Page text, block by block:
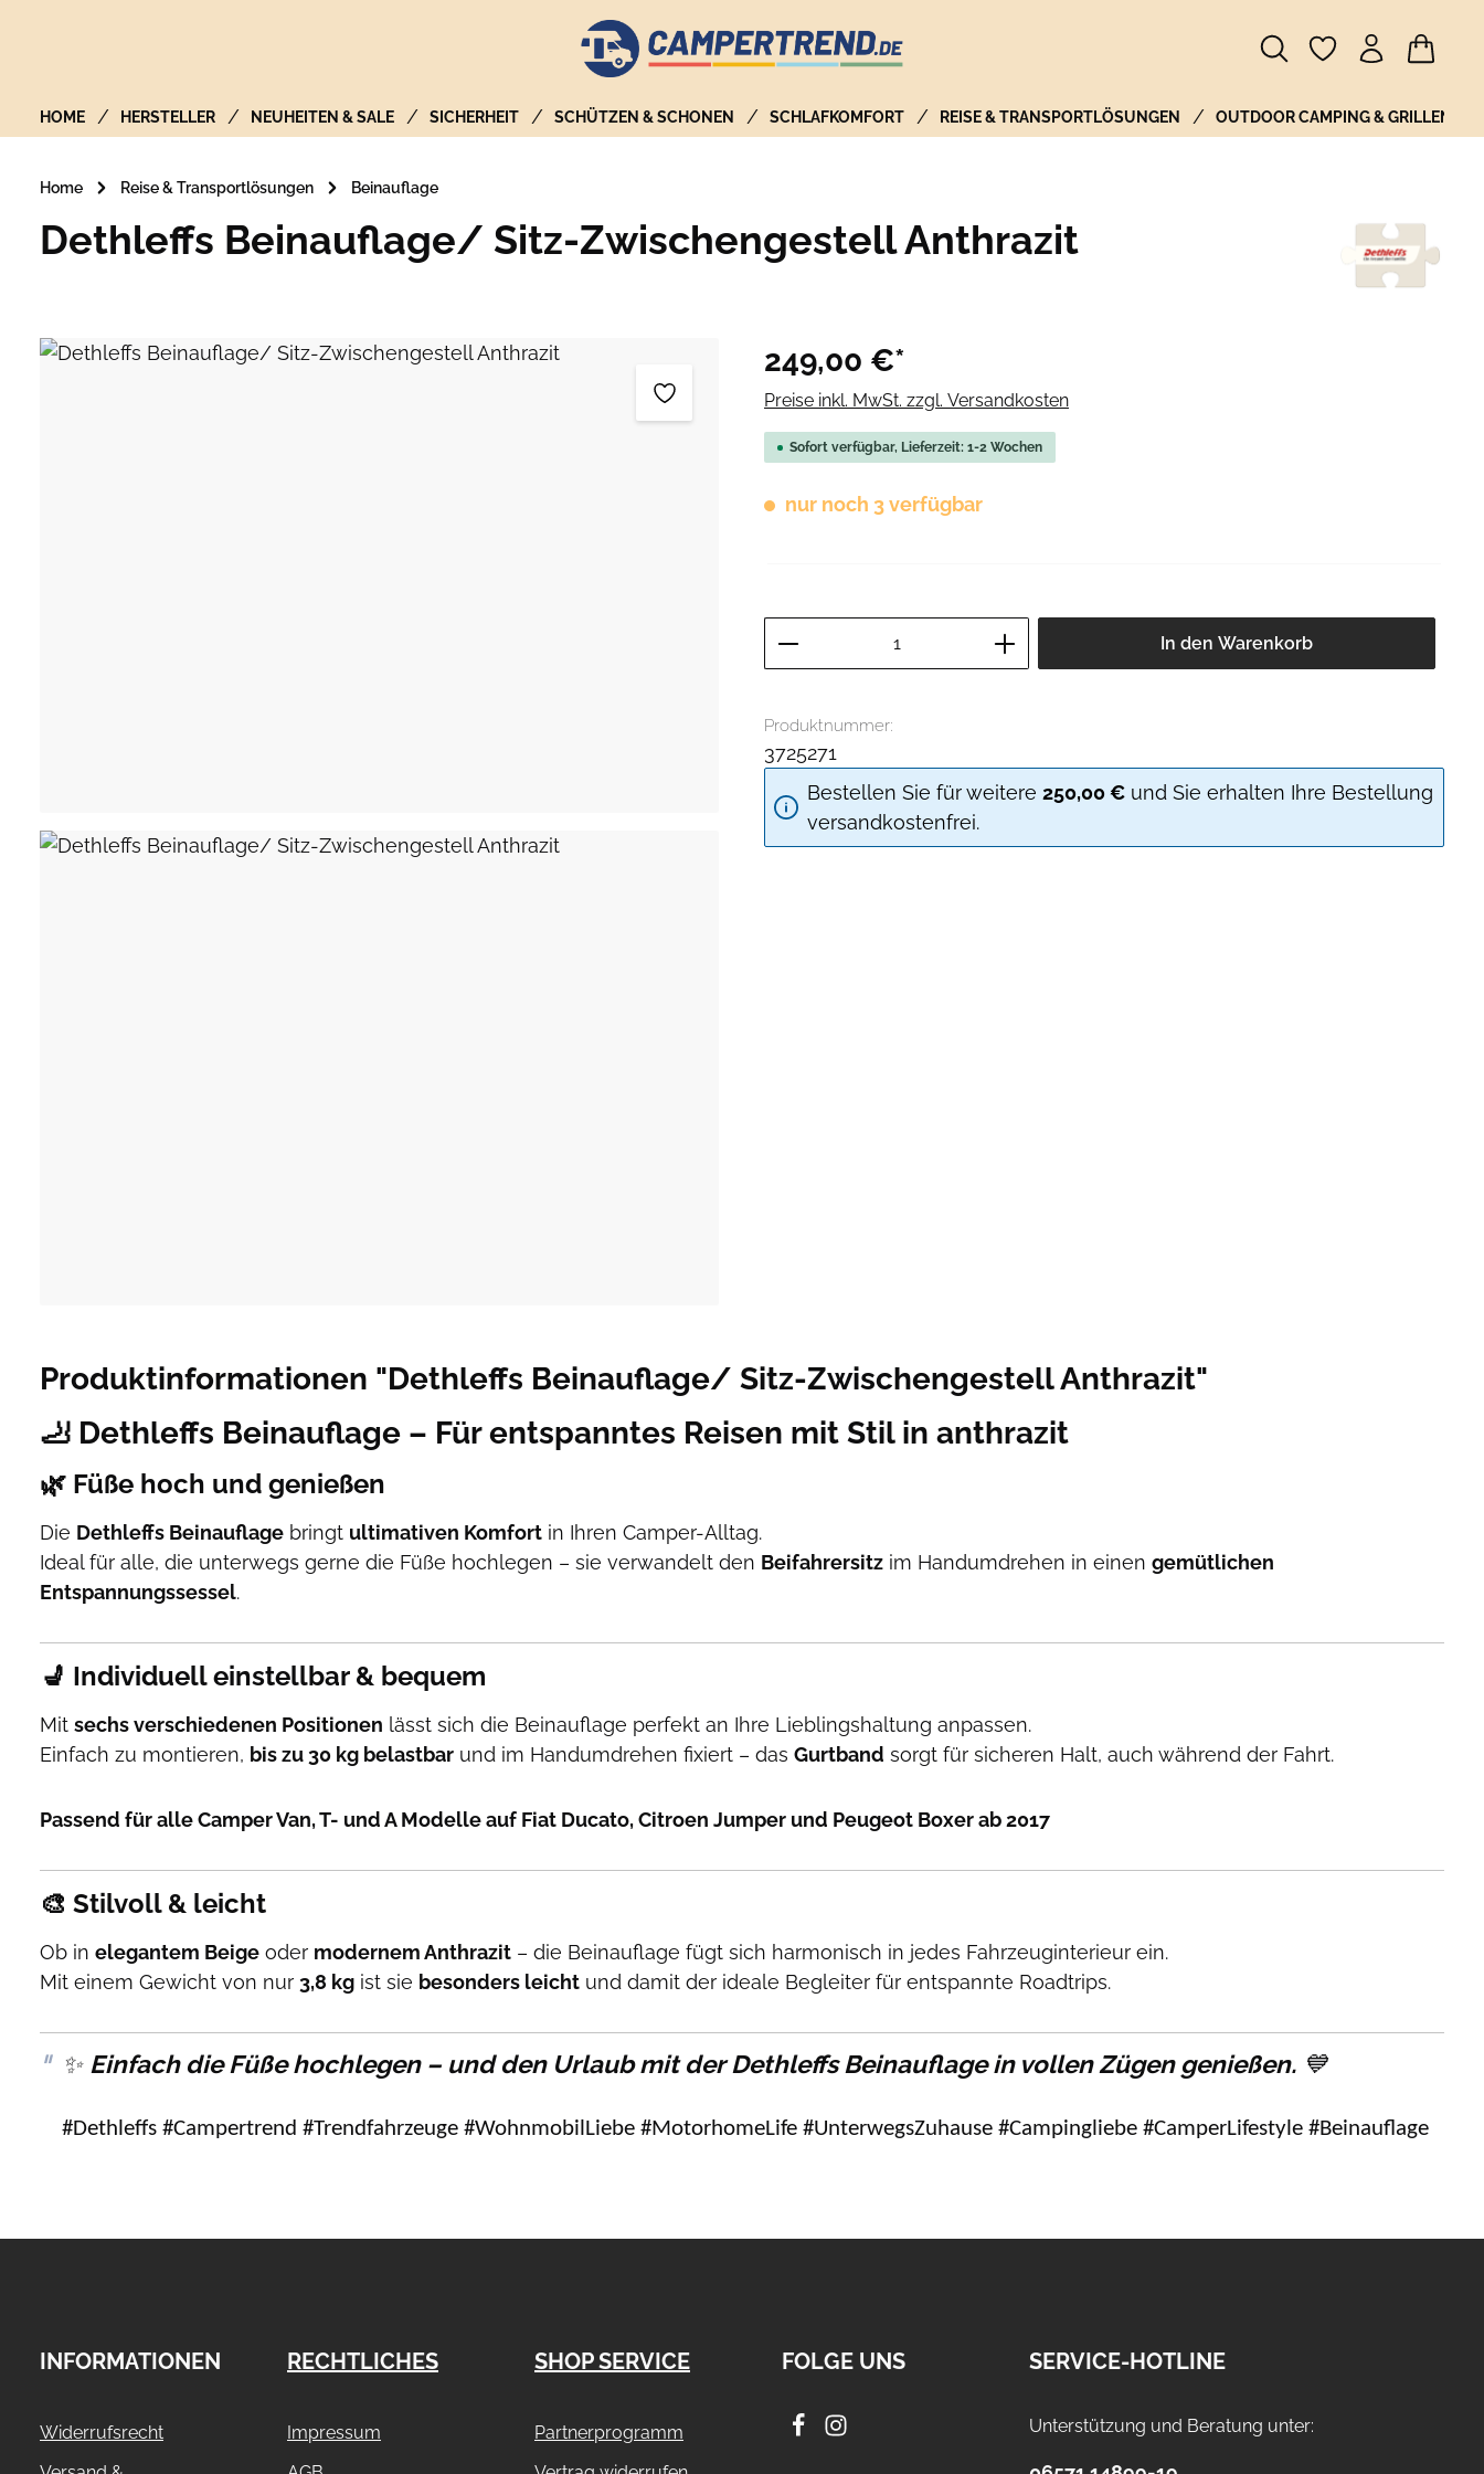
HOME HERSTELLER NEUHEITEN & SALE SICHERHEIT SCHÜTZEN & SCHONEN SCHLAFKOMFORT REISE & TRANSPORTLÖSUNGEN OUTDOOR CAMPING & GRILLEN
Home Reise & Transportlösungen Beinauflage
Dethleffs Beinauflage/ Sitz-Zwischengestell Anthrazit
Bildergalerie überspringen 249,00 €*
Preise inkl. MwSt. zzgl. Versandkosten
Sofort verfügbar, Lieferzeit: 1-2 Wochen
nur noch 3 verfügbar
Produkt Anzahl: Gib den gewünschten Wert ein oder
In den Warenkorb
Produktnummer:
3725271
Bestellen Sie für weitere 250,00 € und Sie erhalten Ihre Bestellung
versandkostenfrei.
Produktinformationen "Dethleffs Beinauflage/ Sitz-Zwischengestell Anthrazit"
🦶 Dethleffs Beinauflage – Für entspanntes Reisen mit Stil in anthrazit
🌿 Füße hoch und genießen
Die Dethleffs Beinauflage bringt ultimativen Komfort in Ihren Camper-Alltag.
Ideal für alle, die unterwegs gerne die Füße hochlegen – sie verwandelt den Beifahrersitz im Handumdrehen in einen gemütlichen
Entspannungssessel.
💺 Individuell einstellbar & bequem
Mit sechs verschiedenen Positionen lässt sich die Beinauflage perfekt an Ihre Lieblingshaltung anpassen.
Einfach zu montieren, bis zu 30 kg belastbar und im Handumdrehen fixiert – das Gurtband sorgt für sicheren Halt, auch während der Fahrt.
Passend für alle Camper Van, T- und A Modelle auf Fiat Ducato, Citroen Jumper und Peugeot Boxer ab 2017
🎨 Stilvoll & leicht
Ob in elegantem Beige oder modernem Anthrazit – die Beinauflage fügt sich harmonisch in jedes Fahrzeuginterieur ein.
Mit einem Gewicht von nur 3,8 kg ist sie besonders leicht und damit der ideale Begleiter für entspannte Roadtrips.
✨ Einfach die Füße hochlegen – und den Urlaub mit der Dethleffs Beinauflage in vollen Zügen genießen. 💙
#Dethleffs #Campertrend #Trendfahrzeuge #WohnmobilLiebe #MotorhomeLife #UnterwegsZuhause #Campingliebe #CamperLifestyle #Beinauflage
INFORMATIONEN
Widerrufsrecht
RECHTLICHES
Impressum
SHOP SERVICE
Partnerprogramm
FOLGE UNS SERVICE-HOTLINE
Unterstützung und Beratung unter: